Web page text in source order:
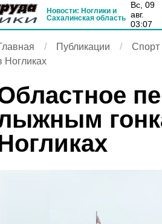
Новости: Ноглики и
Сахалинская область
вс, 09
авг.
03:07
Публикации Спорт
Ногликах